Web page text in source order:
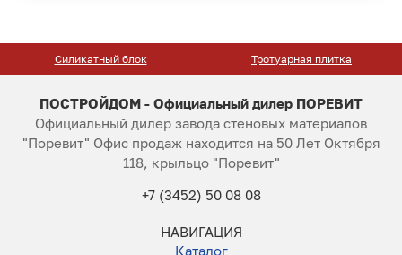
Силикатный блок Тротуарная плитка
ПОСТРОЙДОМ - Официальный дилер ПОРЕВИТ
Официальный дилер завода стеновых материалов
"Поревит" Офис продаж находится на 50 Лет Октября
118, крыльцо "Поревит"
+7 (3452) 50 08 08
НАВИГАЦИЯ
Каталог